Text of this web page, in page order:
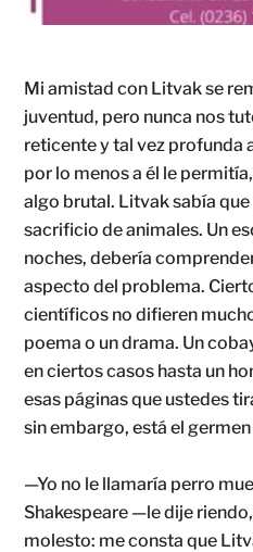
Mi amistad con Litvak se
juventud, pero nunca nos
reticente y tal vez profunda
por lo menos a él le
algo brutal. Litvak sabía
sacrificio de animales. Un
noches, debería
aspecto del problema.
científicos no difieren
poema o un drama. Un
en ciertos casos hasta un
esas páginas que ustedes
sin embargo, está el
—Yo no le llamaría perro
Shakespeare —le dije
molesto: me consta que